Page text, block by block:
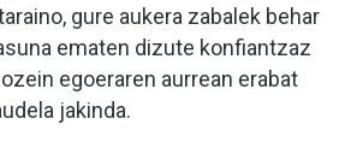
gure aukera zabalek behar
ematen dizute konfiantzaz
egoeraren aurrean erabat
jakinda.